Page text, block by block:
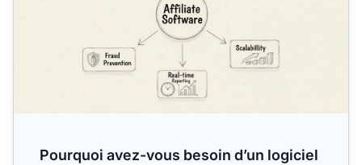
Pourquoi avez-vous besoin d’un logiciel